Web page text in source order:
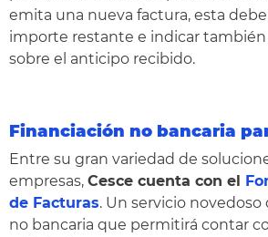
emita una nueva factura, esta
importe restante e indicar
sobre el anticipo recibido.
Financiación no bancaria
Entre su gran variedad de
empresas, Cesce cuenta con el
de Facturas. Un servicio
no bancaria que permitirá contar